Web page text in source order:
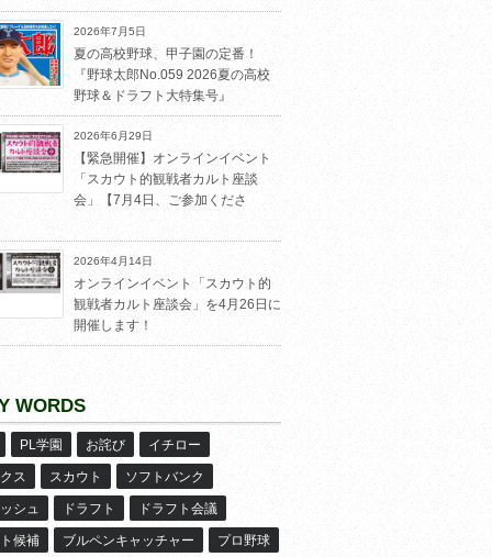
2026年7月5日
夏の高校野球、甲子園の定番！
『野球太郎No.059 2026夏の高校
野球＆ドラフト大特集号』
2026年6月29日
【緊急開催】オンラインイベント
「スカウト的観戦者カルト座談
会」【7月4日、ご参加くださ
2026年4月14日
オンラインイベント「スカウト的
観戦者カルト座談会」を4月26日に
開催します！
WORDS
PL学園 お詫び イチロー
ス スカウト ソフトバンク
シュ ドラフト ドラフト会議
候補 ブルペンキャッチャー プロ野球